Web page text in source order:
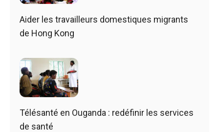
Aider les travailleurs domestiques migrants
de Hong Kong
Télésanté en Ouganda : redéfinir les services
de santé